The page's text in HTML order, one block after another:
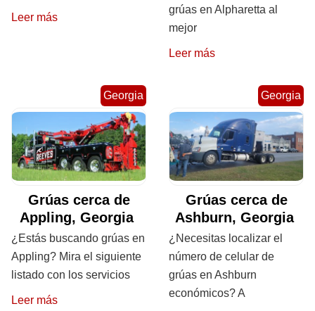
Leer más
grúas en Alpharetta al
mejor
Leer más
Georgia
Grúas cerca de
Appling, Georgia
¿Estás buscando grúas en
Appling? Mira el siguiente
listado con los servicios
Leer más
Georgia
Grúas cerca de
Ashburn, Georgia
¿Necesitas localizar el
número de celular de
grúas en Ashburn
económicos? A